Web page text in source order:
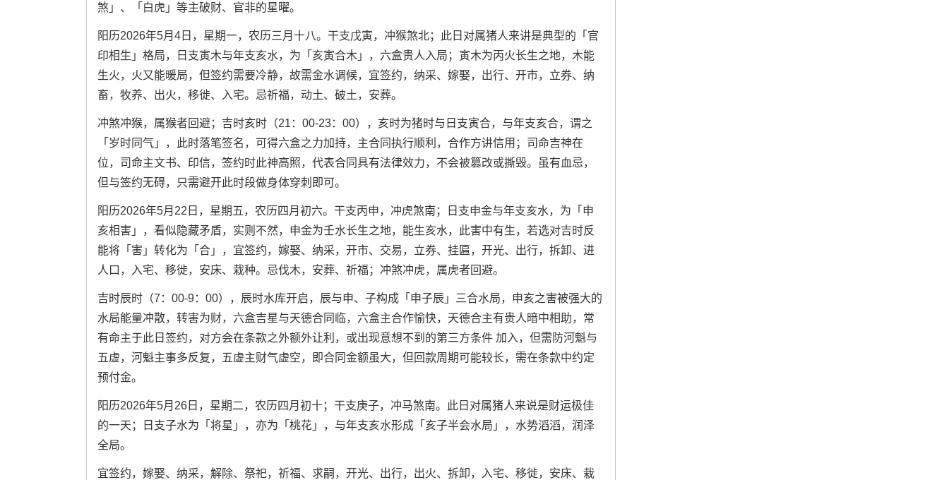
煞」、「白虎」等主破财、官非的星曜。
阳历2026年5月4日，星期一，农历三月十八。干支戊寅，冲猴煞北；此日对属猪人来讲是典型的「官
印相生」格局，日支寅木与年支亥水，为「亥寅合木」，六盒贵人入局；寅木为丙火长生之地，木能
生火，火又能暖局，但签约需要冷静，故需金水调候，宜签约，纳采、嫁娶，出行、开市，立券、纳
畜，牧养、出火，移徙、入宅。忌祈福，动土、破土，安葬。
冲煞冲猴，属猴者回避；吉时亥时（21：00-23：00），亥时为猪时与日支寅合，与年支亥合，谓之
「岁时同气」，此时落笔签名，可得六盒之力加持，主合同执行顺利，合作方讲信用；司命吉神在
位，司命主文书、印信，签约时此神高照，代表合同具有法律效力，不会被篡改或撕毁。虽有血忌，
但与签约无碍，只需避开此时段做身体穿刺即可。
阳历2026年5月22日，星期五，农历四月初六。干支丙申，冲虎煞南；日支申金与年支亥水，为「申
亥相害」，看似隐藏矛盾，实则不然，申金为壬水长生之地，能生亥水，此害中有生，若选对吉时反
能将「害」转化为「合」，宜签约，嫁娶、纳采，开市、交易，立券、挂匾，开光、出行，拆卸、进
人口，入宅、移徙，安床、栽种。忌伐木，安葬、祈福；冲煞冲虎，属虎者回避。
吉时辰时（7：00-9：00），辰时水库开启，辰与申、子构成「申子辰」三合水局，申亥之害被强大的
水局能量冲散，转害为财，六盒吉星与天德合同临，六盒主合作愉快，天德合主有贵人暗中相助，常
有命主于此日签约，对方会在条款之外额外让利，或出现意想不到的第三方条件 加入，但需防河魁与
五虚，河魁主事多反复，五虚主财气虚空，即合同金额虽大，但回款周期可能较长，需在条款中约定
预付金。
阳历2026年5月26日，星期二，农历四月初十；干支庚子，冲马煞南。此日对属猪人来说是财运极佳
的一天；日支子水为「将星」，亦为「桃花」，与年支亥水形成「亥子半会水局」，水势滔滔，润泽
全局。
宜签约，嫁娶、纳采，解除、祭祀，祈福、求嗣，开光、出行，出火、拆卸，入宅、移徙，安床、栽